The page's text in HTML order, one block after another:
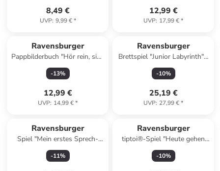
8,49 €
UVP: 9,99 €*
12,99 €
UVP: 17,99 €*
Ravensburger
Pappbilderbuch "Hör rein, sing
mit! Meine ersten
Jahreszeiten-Lieder"
-13%
12,99 €
UVP: 14,99 €*
Ravensburger
Brettspiel "Junior Labyrinth" -
ab 4 Jahren
-10%
25,19 €
UVP: 27,99 €*
Ravensburger
Spiel "Mein erstes Sprech-
Hexchen" - ab 2,5 Jahren
-11%
Ravensburger
tiptoi®-Spiel "Heute gehen
wir Einkaufen" - ab 3 Jahren
-10%